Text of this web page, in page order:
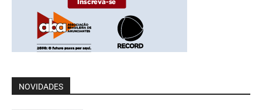
NOVIDADES